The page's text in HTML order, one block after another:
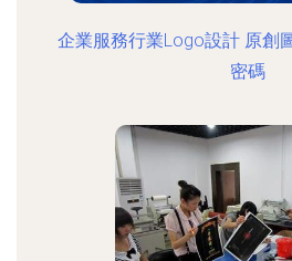
企業服務行業Logo設計 原創
密碼